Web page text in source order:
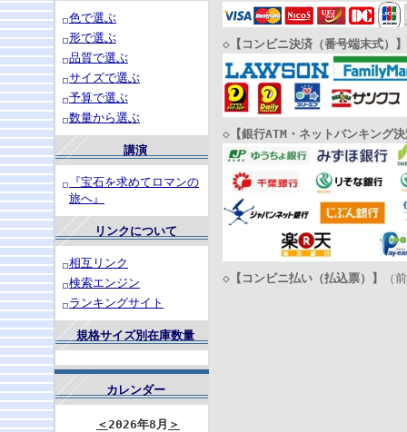
色で選ぶ
形で選ぶ
品質で選ぶ
サイズで選ぶ
予算で選ぶ
数量から選ぶ
講演
『宝石を求めてロマンの
旅へ』
リンクについて
相互リンク
検索エンジン
ランキングサイト
規格サイズ別在庫数量
カレンダー
＜ 2026年8月 ＞
◇ 【コンビニ決済（番号端末式）】
◇ 【銀行ATM・ネットバンキング
◇ 【コンビニ払い（払込票）】 （